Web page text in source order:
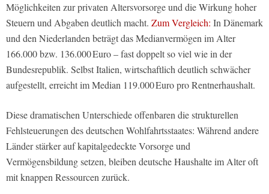
Möglichkeiten zur privaten Altersvorsorge und die Wirkung hoher
Steuern und Abgaben deutlich macht. Zum Vergleich: In Dänemark
und den Niederlanden beträgt das Medianvermögen im Alter
166.000 bzw. 136.000 Euro – fast doppelt so viel wie in der
Bundesrepublik. Selbst Italien, wirtschaftlich deutlich schwächer
aufgestellt, erreicht im Median 119.000 Euro pro Rentnerhaushalt.
Diese dramatischen Unterschiede offenbaren die strukturellen
Fehlsteuerungen des deutschen Wohlfahrtsstaates: Während andere
Länder stärker auf kapitalgedeckte Vorsorge und
Vermögensbildung setzen, bleiben deutsche Haushalte im Alter oft
mit knappen Ressourcen zurück.